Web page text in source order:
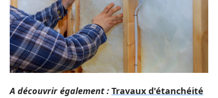
A découvrir également : Travaux d'étanchéité